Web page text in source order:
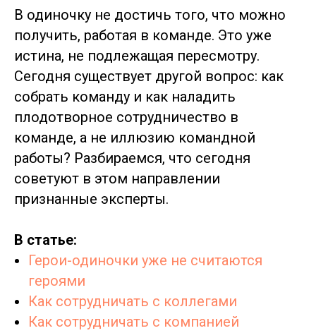
В одиночку не достичь того, что можно
получить, работая в команде. Это уже
истина, не подлежащая пересмотру.
Сегодня существует другой вопрос: как
собрать команду и как наладить
плодотворное сотрудничество в
команде, а не иллюзию командной
работы? Разбираемся, что сегодня
советуют в этом направлении
признанные эксперты.
В статье:
Герои-одиночки уже не считаются
героями
Как сотрудничать с коллегами
Как сотрудничать с компанией